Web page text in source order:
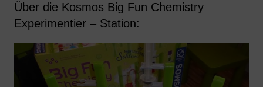
k
Über die Kosmos Big Fun Chemistry
Experimentier – Station: